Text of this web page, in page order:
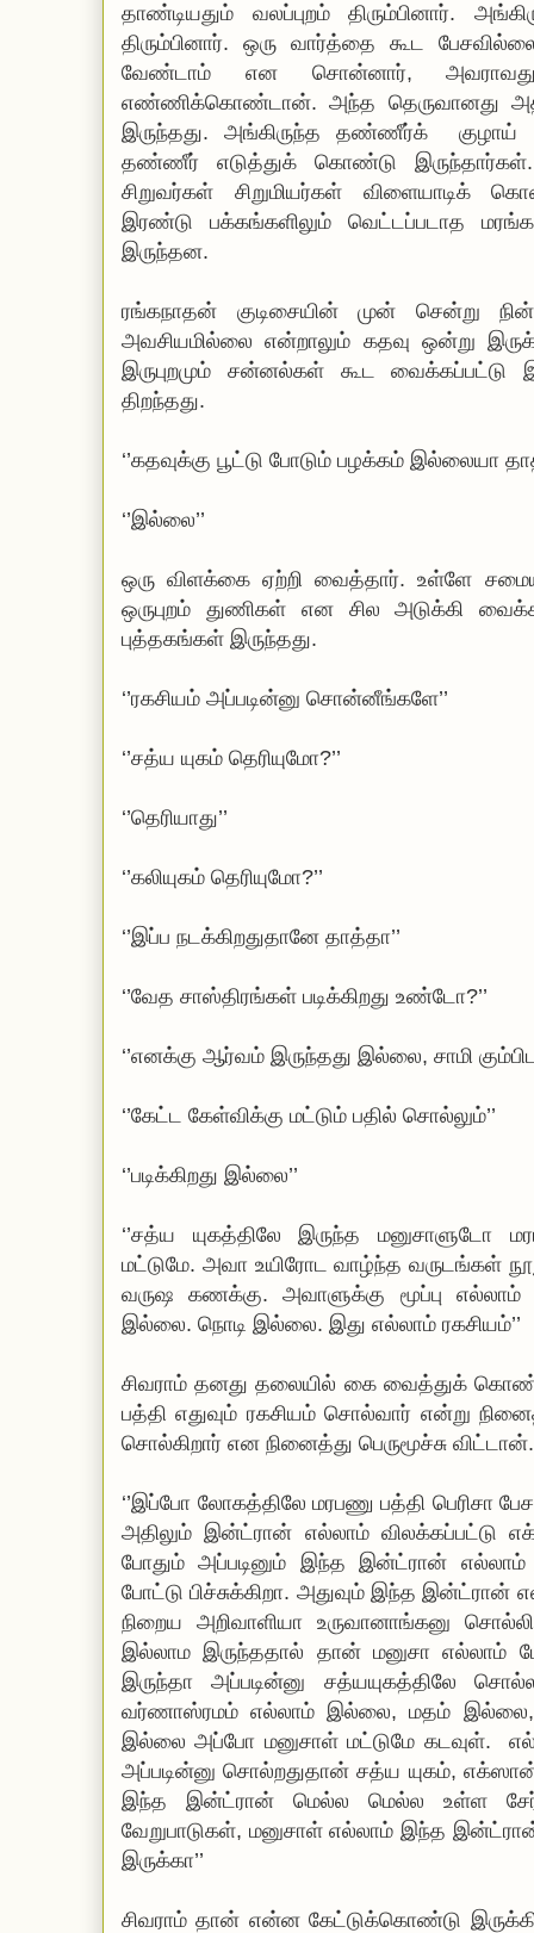
தாண்டியதும் வலப்புறம் திரும்பினார்.
திரும்பினார். ஒரு வார்த்தை கூட
வேண்டாம் என சொன்னார்,
எண்ணிக்கொண்டான். அந்த தெருவானது
இருந்தது. அங்கிருந்த தண்ணீர்க்
தண்ணீர் எடுத்துக் கொண்டு
சிறுவர்கள் சிறுமியர்கள் விளையாடிக்
இரண்டு பக்கங்களிலும் வெட்டப்படாத
இருந்தன.
ரங்கநாதன் குடிசையின் முன் சென்று
அவசியமில்லை என்றாலும் கதவு ஒன்று
இருபுறமும் சன்னல்கள் கூட
திறந்தது.
‘’கதவுக்கு பூட்டு போடும் பழக்கம் இல்லையா
‘’இல்லை’’
ஒரு விளக்கை ஏற்றி வைத்தார். உள்ளே
ஒருபுறம் துணிகள் என சில அடுக்கி
புத்தகங்கள் இருந்தது.
‘’ரகசியம் அப்படின்னு சொன்னீங்களே’’
‘’சத்ய யுகம் தெரியுமோ?’’
‘’தெரியாது’’
‘’கலியுகம் தெரியுமோ?’’
‘’இப்ப நடக்கிறதுதானே தாத்தா’’
‘’வேத சாஸ்திரங்கள் படிக்கிறது உண்டோ?’’
‘’எனக்கு ஆர்வம் இருந்தது இல்லை, சாமி
‘’கேட்ட கேள்விக்கு மட்டும் பதில் சொல்லும்’’
‘’படிக்கிறது இல்லை’’
‘’சத்ய யுகத்திலே இருந்த மனுசாளுடோ
மட்டுமே. அவா உயிரோட வாழ்ந்த வருடங்கள்
வருஷ கணக்கு. அவாளுக்கு மூப்பு
இல்லை. நொடி இல்லை. இது எல்லாம் ரகசியம்’’
சிவராம் தனது தலையில் கை வைத்துக்
பத்தி எதுவும் ரகசியம் சொல்வார் என்று
சொல்கிறார் என நினைத்து பெருமூச்சு விட்டான்.
‘’இப்போ லோகத்திலே மரபணு பத்தி பெரிசா
அதிலும் இன்ட்ரான் எல்லாம் விலக்கப்பட்டு
போதும் அப்படினும் இந்த இன்ட்ரான் எல்லாம்
போட்டு பிச்சுக்கிறா. அதுவும் இந்த இன்ட்ரான்
நிறைய அறிவாளியா உருவானாங்கனு
இல்லாம இருந்ததால் தான் மனுசா எல்லாம்
இருந்தா அப்படின்னு சத்யயுகத்திலே
வர்ணாஸ்ரமம் எல்லாம் இல்லை, மதம்
இல்லை அப்போ மனுசாள் மட்டுமே கடவுள்.
அப்படின்னு சொல்றதுதான் சத்ய யுகம், எக்ஸான்
இந்த இன்ட்ரான் மெல்ல மெல்ல உள்ள
வேறுபாடுகள், மனுசாள் எல்லாம் இந்த
இருக்கா’’
சிவராம் தான் என்ன கேட்டுக்கொண்டு